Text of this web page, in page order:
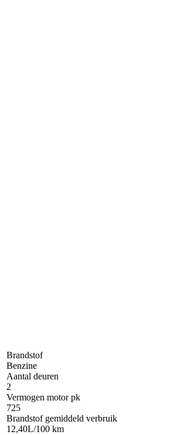
Brandstof
Benzine
Aantal deuren
2
Vermogen motor pk
725
Brandstof gemiddeld verbruik
12,40L/100 km